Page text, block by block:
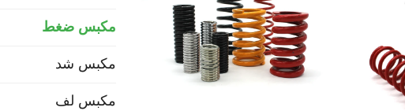
مكبس ضغط
مكبس شد
مكبس لف